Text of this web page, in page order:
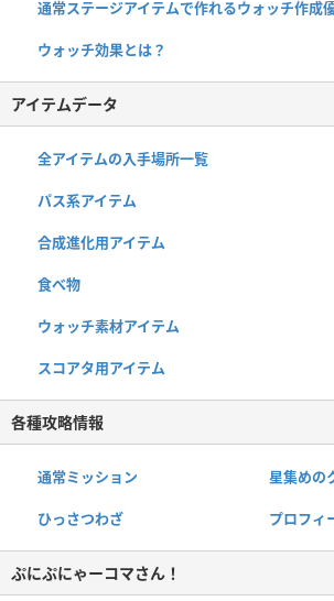
通常ステージアイテムで作れるウォッチ作成
ウォッチ効果とは？
アイテムデータ
全アイテムの入手場所一覧
パス系アイテム
合成進化用アイテム
食べ物
ウォッチ素材アイテム
スコアタ用アイテム
各種攻略情報
通常ミッション 星集めの
ひっさつわざ プロフィ
ぷにぷにゃーコマさん！